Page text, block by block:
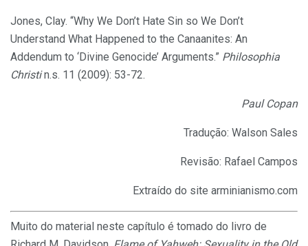
Jones, Clay. “Why We Don’t Hate Sin so We Don’t
Understand What Happened to the Canaanites: An
Addendum to ‘Divine Genocide’ Arguments.” Philosophia
Christin.s. 11 (2009): 53-72.
Paul Copan
Tradução: Walson Sales
Revisão: Rafael Campos
Extraído do site arminianismo.com
Muito do material neste capítulo é tomado do livro de